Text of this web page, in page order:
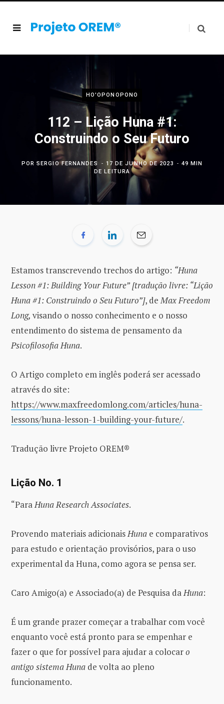
HO'OPONOPONO
112 – Lição Huna #1:
Construindo o Seu Futuro
PORSERGIO FERNANDES 17 DE JUNHO DE 2023
49 MIN
DE LEITURA
Estamos transcrevendo trechos do artigo: “Huna
Lesson #1: Building Your Future”[tradução livre: “Lição
Huna #1: Construindo o Seu Futuro”], deMax Freedom
Long, visando o nosso conhecimento e o nosso
entendimento do sistema de pensamento da
Psicofilosofia Huna.
O Artigo completo em inglês poderá ser acessado
através do site:
https://www.maxfreedomlong.com/articles/huna-
lessons/huna-lesson-1-building-your-future/.
Tradução livre Projeto OREM®
Lição No. 1
“ParaHuna Research Associates.
Provendo materiais adicionaisHuna e comparativos
para estudo e orientação provisórios, para o uso
experimental da Huna, como agora se pensa ser.
Caro Amigo(a) e Associado(a) de Pesquisa daHuna:
É um grande prazer começar a trabalhar com você
enquanto você está pronto para se empenhar e
fazer o que for possível para ajudar a colocaro
antigo sistema Huna de volta ao pleno
funcionamento.